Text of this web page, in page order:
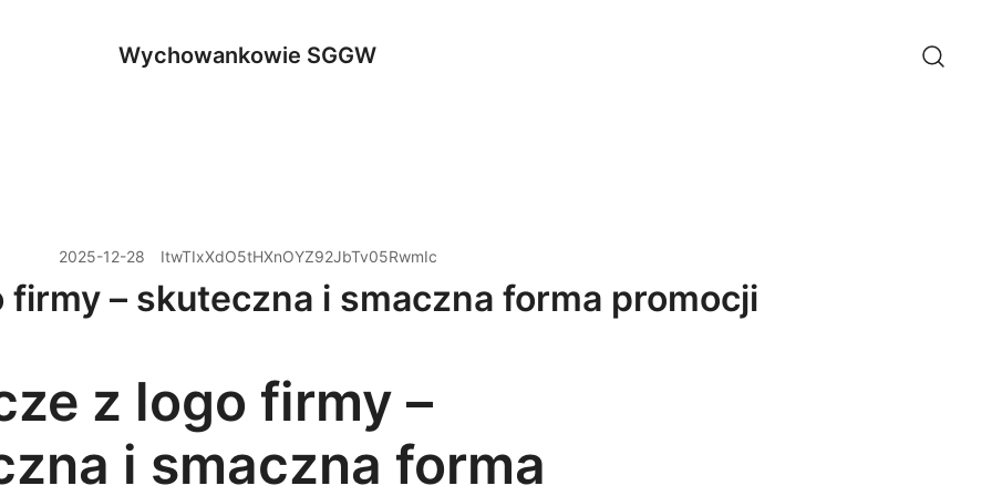
Wychowankowie SGGW
2025-12-28 ItwTIxXdO5tHXnOYZ92JbTv05RwmIc
firmy – skuteczna i smaczna forma promocji
z logo firmy –
i smaczna forma